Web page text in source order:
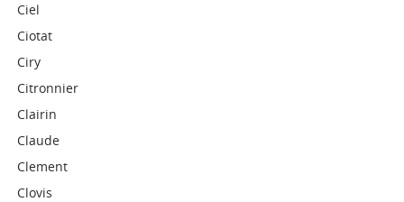
Ciel
Ciotat
Ciry
Citronnier
Clairin
Claude
Clement
Clovis